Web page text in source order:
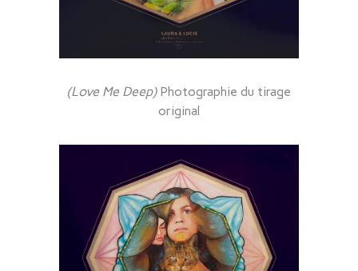
(Love Me Deep)Photographie du tirage
original